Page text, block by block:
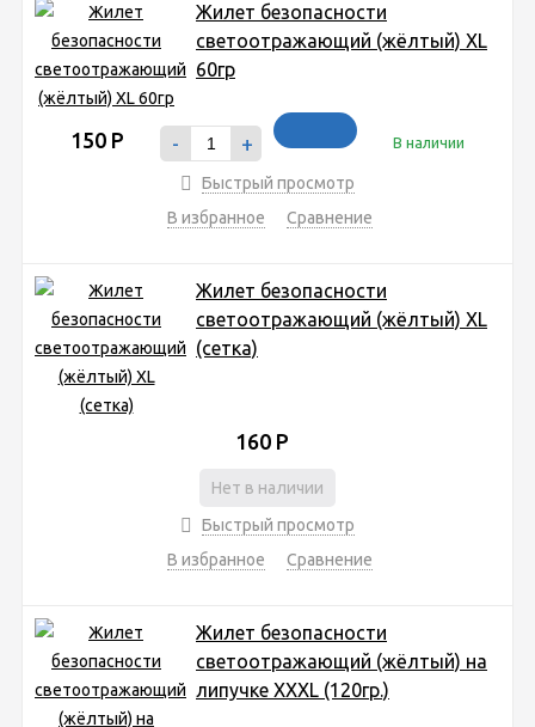
Жилет безопасности
светоотражающий (жёлтый) XL
60гр
150 Р - + В наличии
Быстрый просмотр
В избранное
Сравнение
Жилет безопасности
светоотражающий (жёлтый) XL
(сетка)
160 Р
Нет в наличии
Быстрый просмотр
В избранное
Сравнение
Жилет безопасности
светоотражающий (жёлтый) на
липучке XXXL (120гр.)